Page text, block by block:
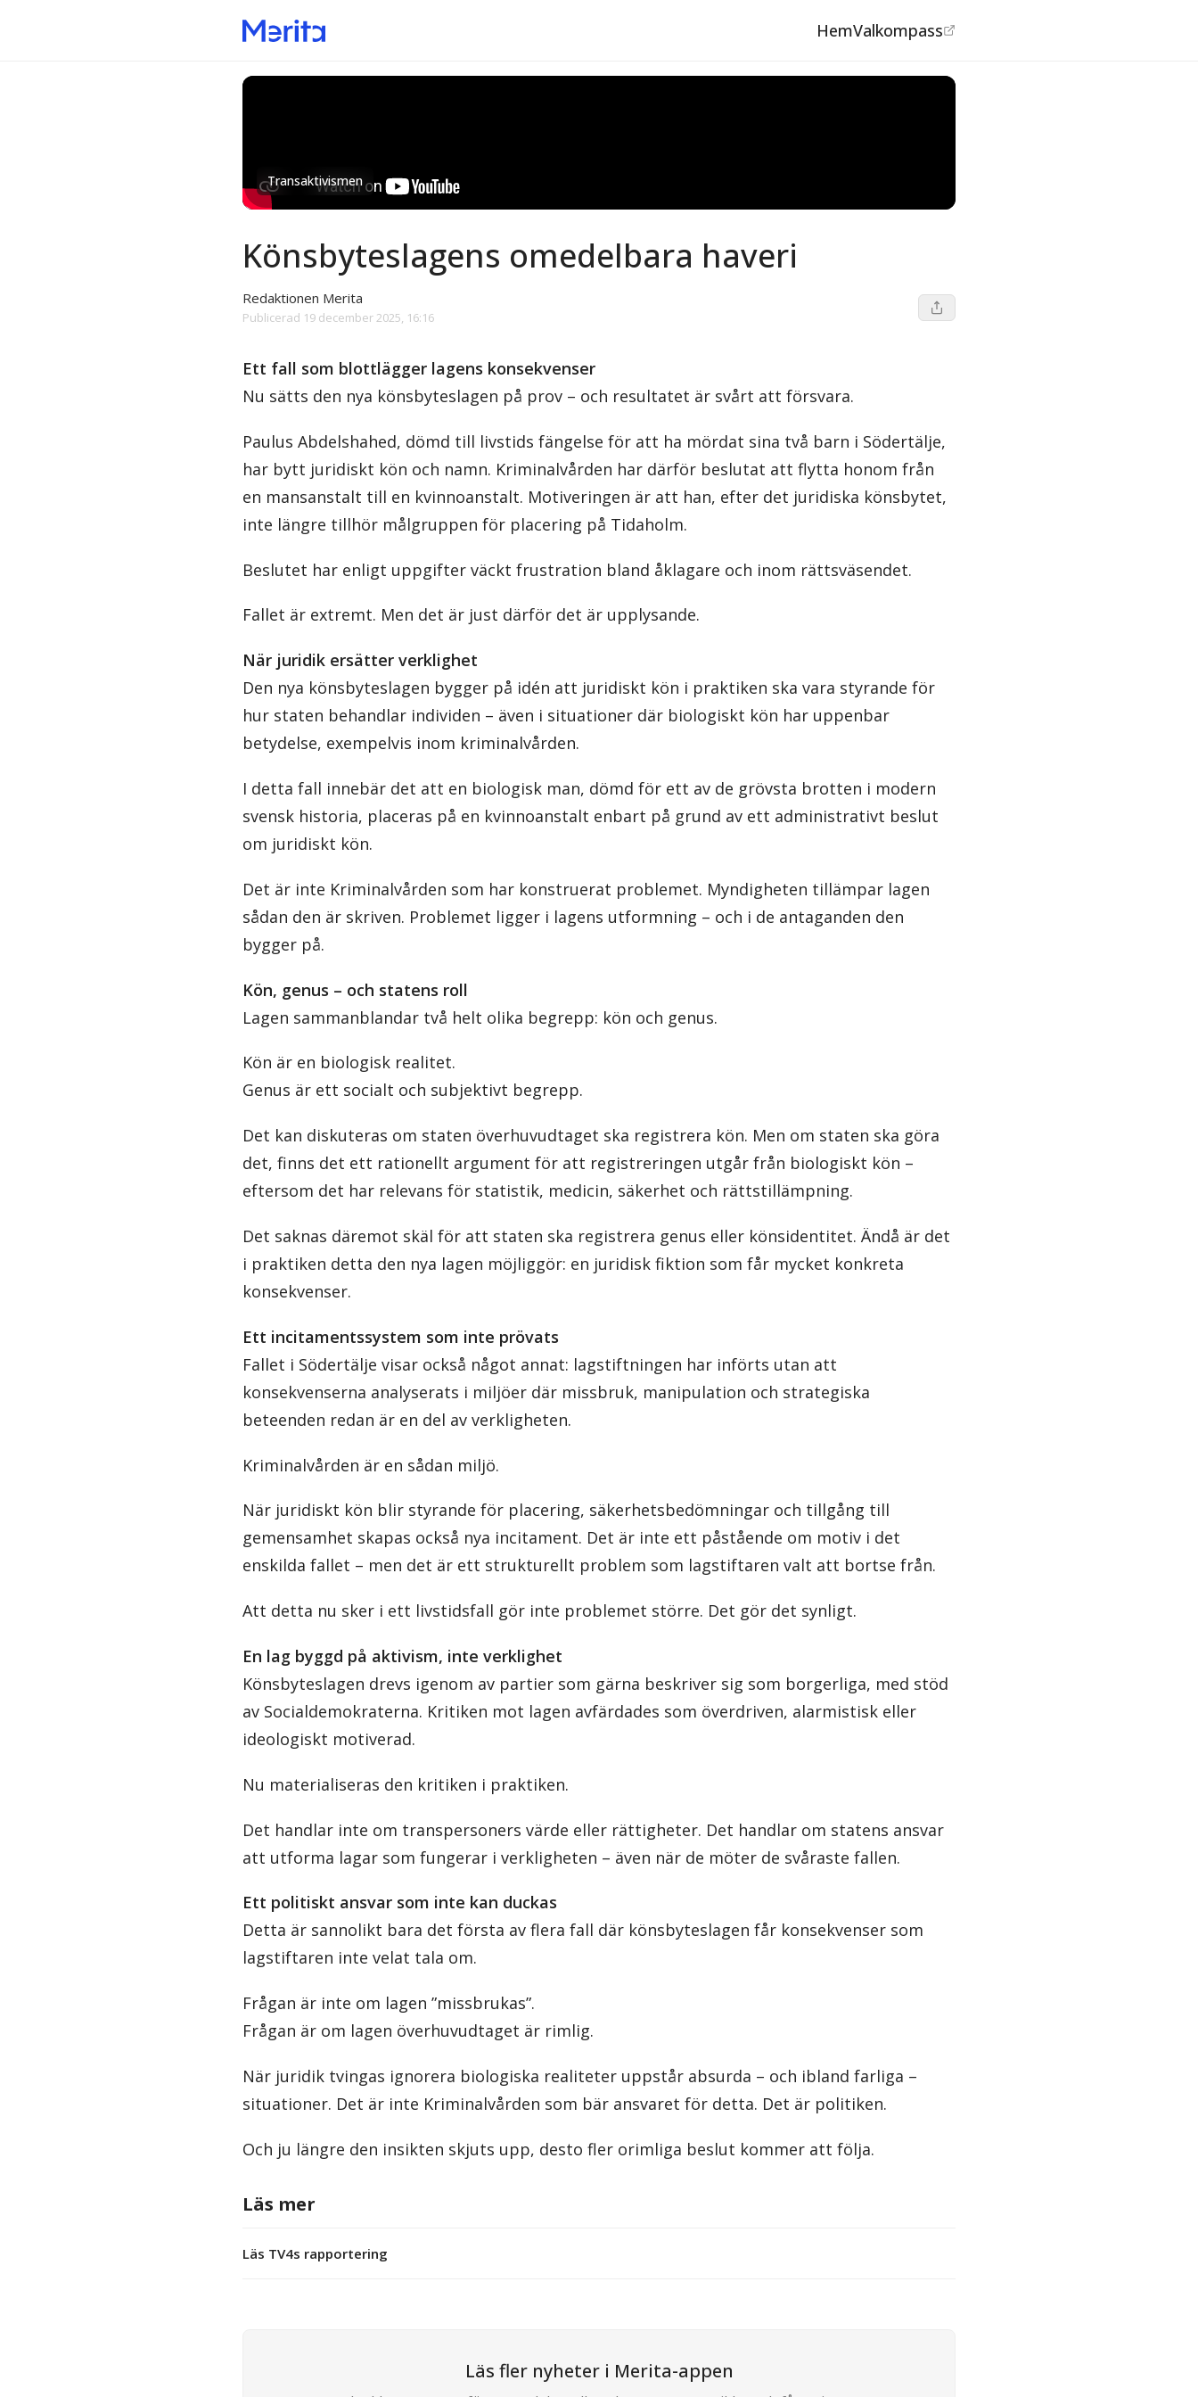
HemValkompass
Transaktivismen
Könsbyteslagens omedelbara haveri
Redaktionen Merita
Publicerad 19 december 2025, 16:16
Ett fall som blottlägger lagens konsekvenser
Nu sätts den nya könsbyteslagen på prov – och resultatet är svårt att försvara.
Paulus Abdelshahed, dömd till livstids fängelse för att ha mördat sina två barn i Södertälje,
har bytt juridiskt kön och namn. Kriminalvården har därför beslutat att flytta honom från
en mansanstalt till en kvinnoanstalt. Motiveringen är att han, efter det juridiska könsbytet,
inte längre tillhör målgruppen för placering på Tidaholm.
Beslutet har enligt uppgifter väckt frustration bland åklagare och inom rättsväsendet.
Fallet är extremt. Men det är just därför det är upplysande.
När juridik ersätter verklighet
Den nya könsbyteslagen bygger på idén att juridiskt kön i praktiken ska vara styrande för
hur staten behandlar individen – även i situationer där biologiskt kön har uppenbar
betydelse, exempelvis inom kriminalvården.
I detta fall innebär det att en biologisk man, dömd för ett av de grövsta brotten i modern
svensk historia, placeras på en kvinnoanstalt enbart på grund av ett administrativt beslut
om juridiskt kön.
Det är inte Kriminalvården som har konstruerat problemet. Myndigheten tillämpar lagen
sådan den är skriven. Problemet ligger i lagens utformning – och i de antaganden den
bygger på.
Kön, genus – och statens roll
Lagen sammanblandar två helt olika begrepp: kön och genus.
Kön är en biologisk realitet.
Genus är ett socialt och subjektivt begrepp.
Det kan diskuteras om staten överhuvudtaget ska registrera kön. Men om staten ska göra
det, finns det ett rationellt argument för att registreringen utgår från biologiskt kön –
eftersom det har relevans för statistik, medicin, säkerhet och rättstillämpning.
Det saknas däremot skäl för att staten ska registrera genus eller könsidentitet. Ändå är det
i praktiken detta den nya lagen möjliggör: en juridisk fiktion som får mycket konkreta
konsekvenser.
Ett incitamentssystem som inte prövats
Fallet i Södertälje visar också något annat: lagstiftningen har införts utan att
konsekvenserna analyserats i miljöer där missbruk, manipulation och strategiska
beteenden redan är en del av verkligheten.
Kriminalvården är en sådan miljö.
När juridiskt kön blir styrande för placering, säkerhetsbedömningar och tillgång till
gemensamhet skapas också nya incitament. Det är inte ett påstående om motiv i det
enskilda fallet – men det är ett strukturellt problem som lagstiftaren valt att bortse från.
Att detta nu sker i ett livstidsfall gör inte problemet större. Det gör det synligt.
En lag byggd på aktivism, inte verklighet
Könsbyteslagen drevs igenom av partier som gärna beskriver sig som borgerliga, med stöd
av Socialdemokraterna. Kritiken mot lagen avfärdades som överdriven, alarmistisk eller
ideologiskt motiverad.
Nu materialiseras den kritiken i praktiken.
Det handlar inte om transpersoners värde eller rättigheter. Det handlar om statens ansvar
att utforma lagar som fungerar i verkligheten – även när de möter de svåraste fallen.
Ett politiskt ansvar som inte kan duckas
Detta är sannolikt bara det första av flera fall där könsbyteslagen får konsekvenser som
lagstiftaren inte velat tala om.
Frågan är inte om lagen ”missbrukas”.
Frågan är om lagen överhuvudtaget är rimlig.
När juridik tvingas ignorera biologiska realiteter uppstår absurda – och ibland farliga –
situationer. Det är inte Kriminalvården som bär ansvaret för detta. Det är politiken.
Och ju längre den insikten skjuts upp, desto fler orimliga beslut kommer att följa.
Läs mer
Läs TV4s rapportering
Läs fler nyheter i Merita-appen